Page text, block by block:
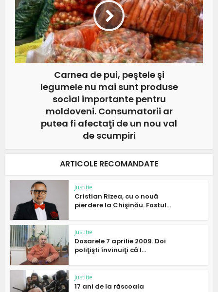
Carnea de pui, peştele şi
legumele nu mai sunt produse
social importante pentru
moldoveni. Consumatorii ar
putea fi afectaţi de un nou val
de scumpiri
ARTICOLE RECOMANDATE
Justiție
Cristian Rizea, cu o nouă
pierdere la Chişinău. Fostul...
Justiție
Dosarele 7 aprilie 2009. Doi
poliţişti învinuiţi că l...
Justiție
17 ani de la răscoala